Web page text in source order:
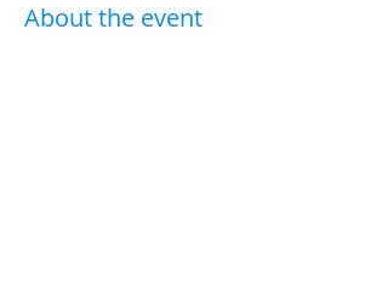
About the event